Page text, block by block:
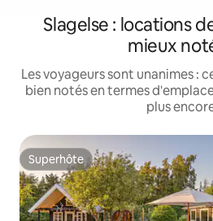
Slagelse : locations
mieux
Les voyageurs sont unanimes :
bien notés en termes
plus
Superhôte
Superhôte